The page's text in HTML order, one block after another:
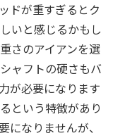
ドが重すぎるとク
いと感じるかもし
さのアイアンを選
ャフトの硬さもバ
が必要になります
という特徴があり
になりませんが、